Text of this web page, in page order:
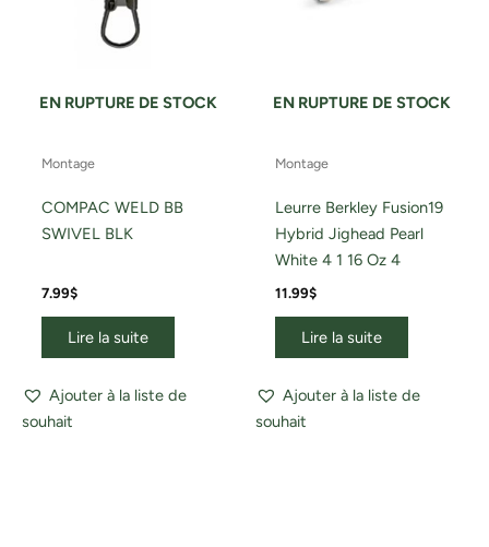
EN RUPTURE DE STOCK
Montage
COMPAC WELD BB
SWIVEL BLK
7.99$
Lire la suite
Ajouter à la liste de
souhait
EN RUPTURE DE STOCK
Montage
Leurre Berkley Fusion19
Hybrid Jighead Pearl
White 4 1 16 Oz 4
11.99$
Lire la suite
Ajouter à la liste de
souhait